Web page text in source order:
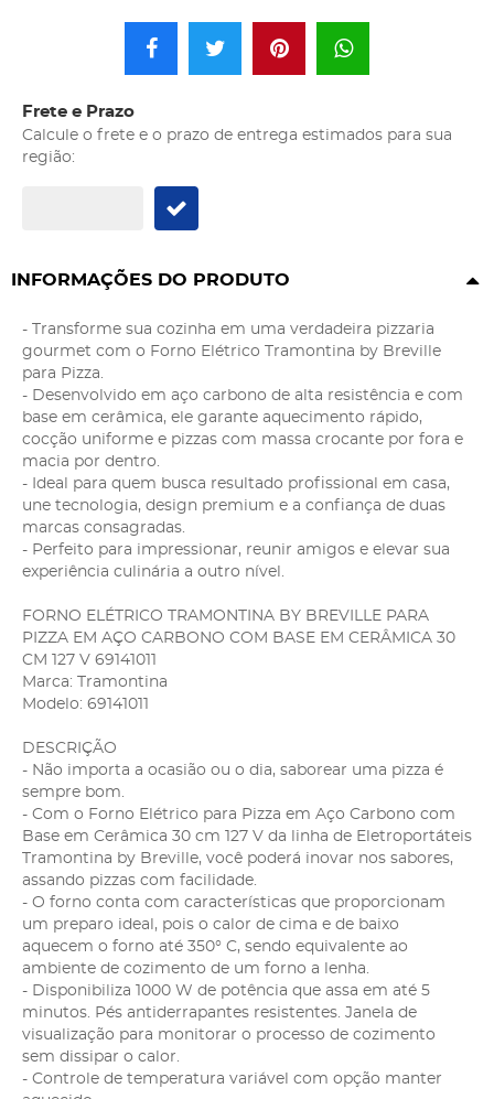
Frete e Prazo
Calcule o frete e o prazo de entrega estimados para sua
região:
INFORMAÇÕES DO PRODUTO
- Transforme sua cozinha em uma verdadeira pizzaria
gourmet com o Forno Elétrico Tramontina by Breville
para Pizza.
- Desenvolvido em aço carbono de alta resistência e com
base em cerâmica, ele garante aquecimento rápido,
cocção uniforme e pizzas com massa crocante por fora e
macia por dentro.
- Ideal para quem busca resultado profissional em casa,
une tecnologia, design premium e a confiança de duas
marcas consagradas.
- Perfeito para impressionar, reunir amigos e elevar sua
experiência culinária a outro nível.
FORNO ELÉTRICO TRAMONTINA BY BREVILLE PARA
PIZZA EM AÇO CARBONO COM BASE EM CERÂMICA 30
CM 127 V 69141011
Marca: Tramontina
Modelo: 69141011
DESCRIÇÃO
- Não importa a ocasião ou o dia, saborear uma pizza é
sempre bom.
- Com o Forno Elétrico para Pizza em Aço Carbono com
Base em Cerâmica 30 cm 127 V da linha de Eletroportáteis
Tramontina by Breville, você poderá inovar nos sabores,
assando pizzas com facilidade.
- O forno conta com características que proporcionam
um preparo ideal, pois o calor de cima e de baixo
aquecem o forno até 350° C, sendo equivalente ao
ambiente de cozimento de um forno a lenha.
- Disponibiliza 1000 W de potência que assa em até 5
minutos. Pés antiderrapantes resistentes. Janela de
visualização para monitorar o processo de cozimento
sem dissipar o calor.
- Controle de temperatura variável com opção manter